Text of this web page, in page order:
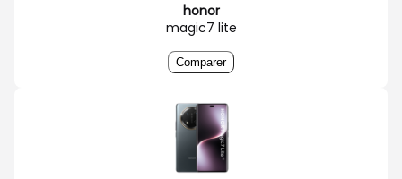
honor
magic7 lite
Comparer